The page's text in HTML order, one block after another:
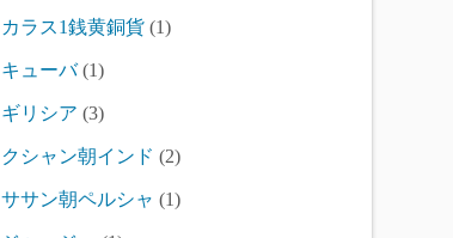
カラス1銭黄銅貨 (1)
キューバ(1)
ギリシア (3)
クシャン朝インド (2)
ササン朝ペルシャ (1)